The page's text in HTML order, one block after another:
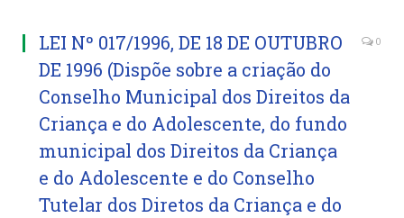
LEI Nº 017/1996, DE 18 DE OUTUBRO
DE 1996 (Dispõe sobre a criação do
Conselho Municipal dos Direitos da
Criança e do Adolescente, do fundo
municipal dos Direitos da Criança
e do Adolescente e do Conselho
Tutelar dos Diretos da Criança e do
0